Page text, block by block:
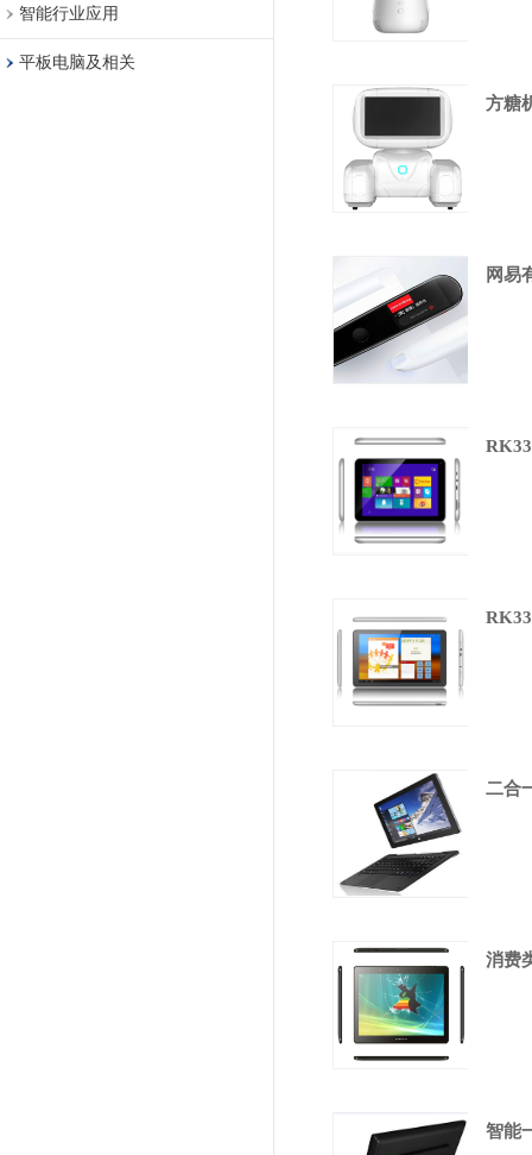
智能行业应用
平板电脑及相关
方糖
网易
二合
消费
智能